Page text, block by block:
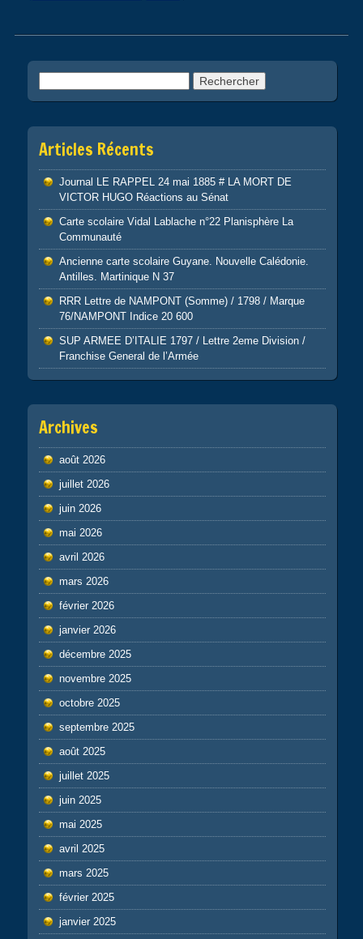
Post navigation
Articles Récents
Journal LE RAPPEL 24 mai 1885 # LA MORT DE
VICTOR HUGO Réactions au Sénat
Carte scolaire Vidal Lablache n°22 Planisphère La
Communauté
Ancienne carte scolaire Guyane. Nouvelle Calédonie.
Antilles. Martinique N 37
RRR Lettre de NAMPONT (Somme) / 1798 / Marque
76/NAMPONT Indice 20 600
SUP ARMEE D’ITALIE 1797 / Lettre 2eme Division /
Franchise General de l’Armée
Archives
août 2026
juillet 2026
juin 2026
mai 2026
avril 2026
mars 2026
février 2026
janvier 2026
décembre 2025
novembre 2025
octobre 2025
septembre 2025
août 2025
juillet 2025
juin 2025
mai 2025
avril 2025
mars 2025
février 2025
janvier 2025